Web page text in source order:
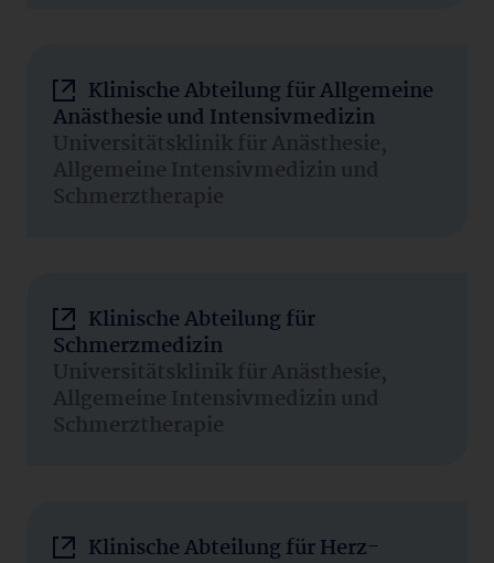
Klinische Abteilung für Allgemeine
Anästhesie und Intensivmedizin
Universitätsklinik für Anästhesie,
Allgemeine Intensivmedizin und
Schmerztherapie
Klinische Abteilung für
Schmerzmedizin
Universitätsklinik für Anästhesie,
Allgemeine Intensivmedizin und
Schmerztherapie
Klinische Abteilung für Herz-